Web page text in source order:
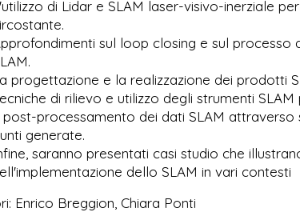
di Lidar e SLAM laser-visivo-inerziale
sul loop closing e sul
progettazione e la realizzazione dei prodotti
di rilievo e utilizzo degli strumenti
post-processamento dei dati SLAM
generate.
saranno presentati casi studio che
dello SLAM in vari contesti
Enrico Breggion, Chiara Ponti